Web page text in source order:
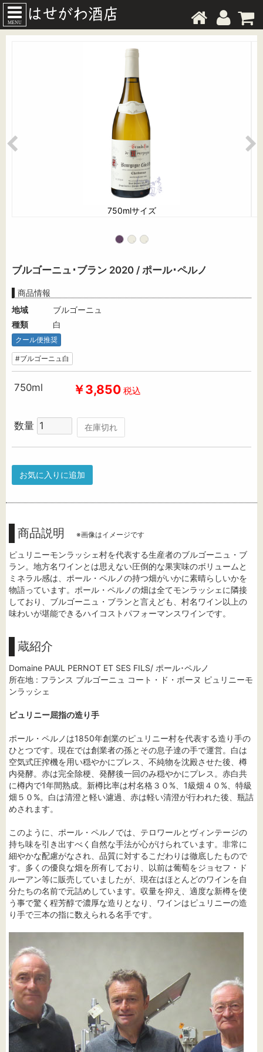
MENU
750mlサイズ
ブルゴーニュ･ブラン 2020 / ポール･ペルノ
商品情報
地域
ブルゴーニュ
種類
白
クール便推奨
#ブルゴーニュ白
750ml ￥3,850 税込
数量 在庫切れ
お気に入りに追加
商品説明 ※画像はイメージです
ピュリニーモンラッシェ村を代表する生産者のブルゴーニュ・ブ
ラン。地方名ワインとは思えない圧倒的な果実味のボリュームと
ミネラル感は、ポール・ペルノの持つ畑がいかに素晴らしいかを
物語っています。ポール・ペルノの畑は全てモンラッシェに隣接
しており、ブルゴーニュ・ブランと言えども、村名ワイン以上の
味わいが堪能できるハイコストパフォーマンスワインです。
蔵紹介
Domaine PAUL PERNOT ET SES FILS/ ポール･ペルノ
所在地 : フランス ブルゴーニュ コート・ド・ボーヌ ピュリニーモ
ンラッシェ
ピュリニー屈指の造り手
ポール・ペルノは1850年創業のピュリニー村を代表する造り手の
ひとつです。現在では創業者の孫とその息子達の手で運営。白は
空気式圧搾機を用い穏やかにプレス、不純物を沈殿させた後、樽
内発酵。赤は完全除梗、発酵後一回のみ穏やかにプレス。赤白共
に樽内で1年間熟成。新樽比率は村名格３０%、1級畑４０%、特級
畑５０%。白は清澄と軽い濾過、赤は軽い清澄が行われた後、瓶詰
めされます。
このように、ポール・ペルノでは、テロワールとヴィンテージの
持ち味を引き出すべく自然な手法が心がけられています。非常に
細やかな配慮がなされ、品質に対するこだわりは徹底したもので
す。多くの優良な畑を所有しており、以前は葡萄をジョセフ・ド
ルーアン等に販売していましたが、現在はほとんどのワインを自
分たちの名前で元詰めしています。収量を抑え、適度な新樽を使
う事で驚く程芳醇で濃厚な造りとなり、ワインはピュリニーの造
り手で三本の指に数えられる名手です。